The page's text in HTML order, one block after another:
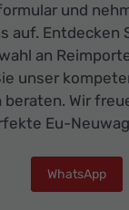
und
auf. Entdecken
an
unser
beraten. Wir
Eu-
WhatsApp